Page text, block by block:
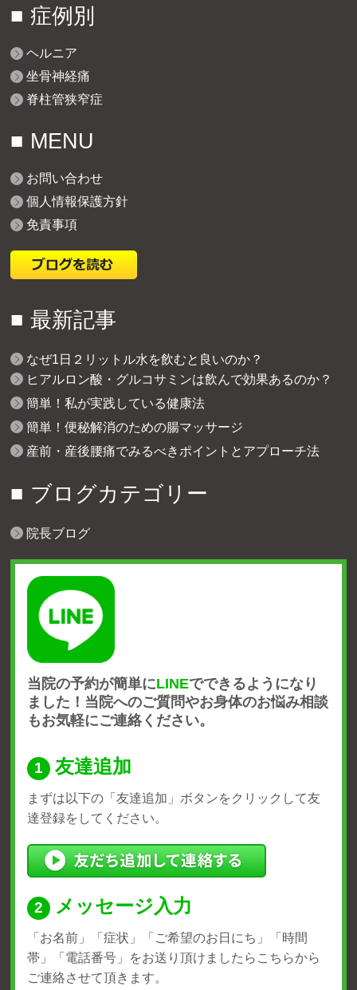
症例別
ヘルニア
坐骨神経痛
脊柱管狭窄症
MENU
お問い合わせ
個人情報保護方針
免責事項
最新記事
なぜ1日２リットル水を飲むと良いのか？
ヒアルロン酸・グルコサミンは飲んで効果あるのか？
簡単！私が実践している健康法
簡単！便秘解消のための腸マッサージ
産前・産後腰痛でみるべきポイントとアプローチ法
ブログカテゴリー
院長ブログ
当院の予約が簡単にLINEでできるようになり
ました！ 当院へのご質問やお身体のお悩み相談
もお気軽にご連絡ください。
友達追加
まずは以下の「友達追加」ボタンをクリックして友
達登録をしてください。
メッセージ入力
「お名前」「症状」
「ご希望のお日にち」「時間
帯」
「電話番号」をお送り頂けましたら こちらから
ご連絡させて頂きます。